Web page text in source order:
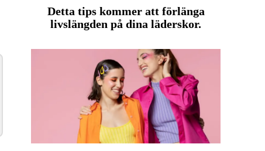
Detta tips kommer att förlänga
livslängden på dina läderskor.